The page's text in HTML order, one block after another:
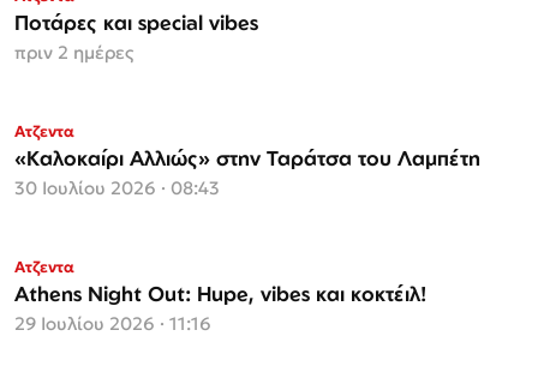
Ποτάρες και special vibes
πριν 2 ημέρες
Ατζεντα
«Καλοκαίρι Αλλιώς» στην Ταράτσα του Λαμπέτη
30 Ιουλίου 2026 · 08:43
Ατζεντα
Athens Night Out: Hupe, vibes και κοκτέιλ!
29 Ιουλίου 2026 · 11:16